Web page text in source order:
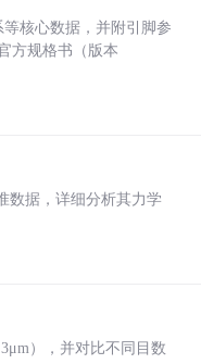
核心数据，并附引脚参
方规格书（版本
数据，详细分析其力学
），并对比不同目数